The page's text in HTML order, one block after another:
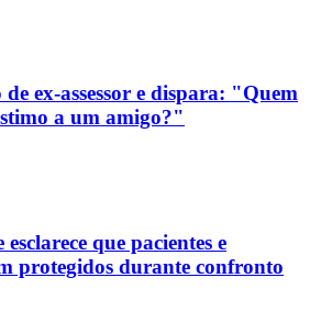
ex-assessor e dispara: "Quem
a um amigo?"
que pacientes e
protegidos durante confronto